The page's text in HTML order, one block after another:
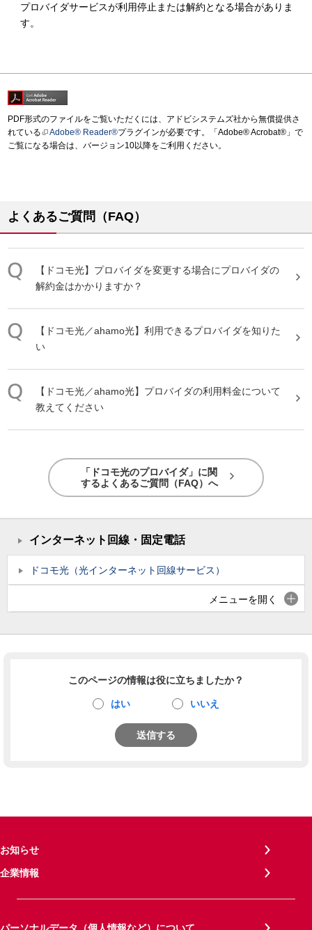
プロバイダサービスが利用停止または解約となる場合がありま
す。
PDF形式のファイルをご覧いただくには、アドビシステムズ社から無償提供さ
れている
Adobe® Reader®プラグインが必要です。「Adobe® Acrobat®」で
ご覧になる場合は、バージョン10以降をご利用ください。
よくあるご質問（FAQ）
【ドコモ光】 プロバイダを変更する場合にプロバイダの
解約金はかかりますか？
【ドコモ光／ahamo光】利用できるプロバイダを知りた
い
【ドコモ光／ahamo光】 プロバイダの利用料金について
教えてください
「ドコモ光のプロバイダ」に関
するよくあるご質問（FAQ）へ
インターネット回線・固定電話
ドコモ光（光インターネット回線サービス）
メニューを開く
このページの情報は役に立ちましたか？
はい いいえ
送信する
お知らせ
企業情報